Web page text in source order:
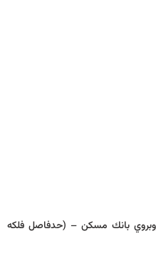
بهار،بين بهار 9 و11 روبروي بانك مسكن – (حدفاصل فلکه